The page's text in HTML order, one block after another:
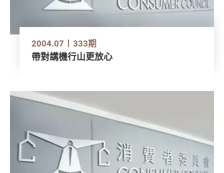
2004.07 333期
帶對講機行山更放心